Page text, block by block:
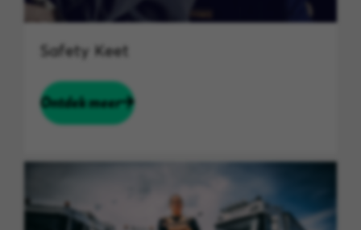
Safety Keet
Ontdek meer